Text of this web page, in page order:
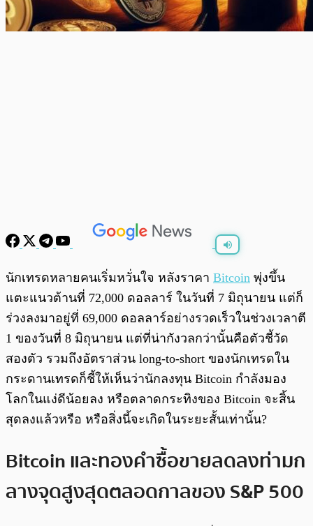
/ 0:00
นักเทรดหลายคนเริ่มหวั่นใจ หลังราคา Bitcoin พุ่งขึ้น
แตะแนวต้านที่ 72,000 ดอลลาร์ ในวันที่ 7 มิถุนายน แต่ก็
ร่วงลงมาอยู่ที่ 69,000 ดอลลาร์อย่างรวดเร็วในช่วงเวลาตี
1 ของวันที่ 8 มิถุนายน แต่ที่น่ากังวลกว่านั้นคือตัวชี้วัด
สองตัว รวมถึงอัตราส่วน long-to-short ของนักเทรดใน
กระดานเทรดก็ชี้ให้เห็นว่านักลงทุน Bitcoin กำลังมอง
โลกในแง่ดีน้อยลง หรือตลาดกระทิงของ Bitcoin จะสิ้น
สุดลงแล้วหรือ หรือสิ่งนี้จะเกิดในระยะสั้นเท่านั้น?
Bitcoin และทองคำซื้อขายลดลงท่ามก
ลางจุดสูงสุดตลอดกาลของ S&P 500